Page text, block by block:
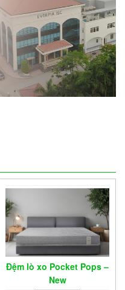
Đệm lò xo Pocket Pops –
New